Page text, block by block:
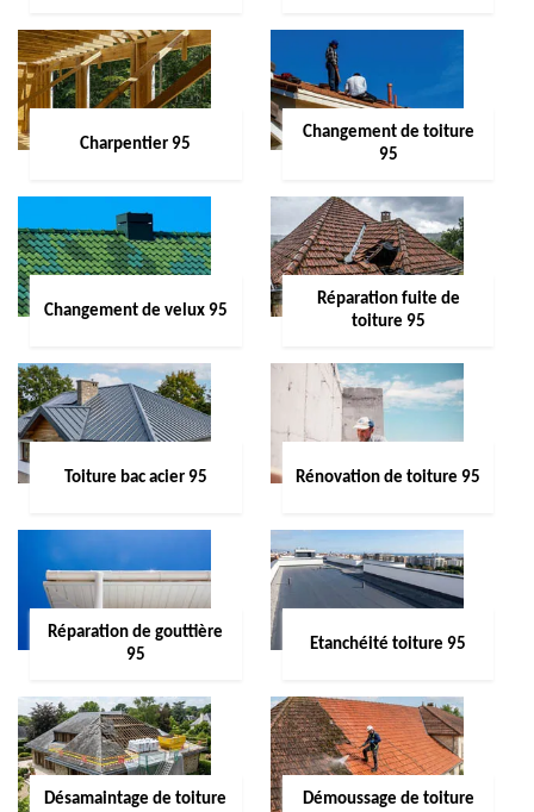
Charpentier 95
Changement de toiture
95
Changement de velux 95
Réparation fuite de
toiture 95
Toiture bac acier 95 Rénovation de toiture 95
Réparation de gouttière
95
Etanchéité toiture 95
Désamaintage de toiture
Démoussage de toiture